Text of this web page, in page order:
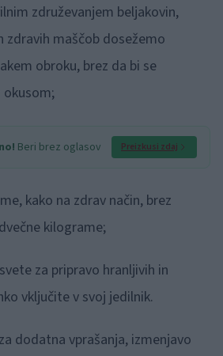
združevanjem beljakovin,
maščob dosežemo
obroku, brez da bi se
Beri brez oglasov Preizkusi zdaj
kako na zdrav način, brez
kilograme;
za pripravo hranljivih in
vključite v svoj jedilnik.
dodatna vprašanja, izmenjavo